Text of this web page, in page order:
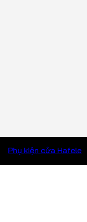
Phụ kiện cửa Hafele